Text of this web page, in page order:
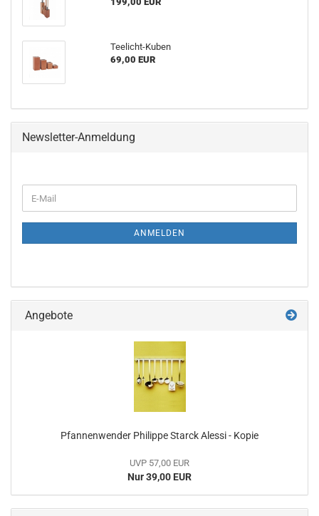
Teelicht-Kuben
69,00 EUR
Newsletter-Anmeldung
ZUR
E-
Mail
ANMELDEN
Angebote
Pfannenwender Philippe Starck Alessi - Kopie
UVP 57,00 EUR
Nur 39,00 EUR